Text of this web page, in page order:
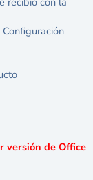
versión de Office